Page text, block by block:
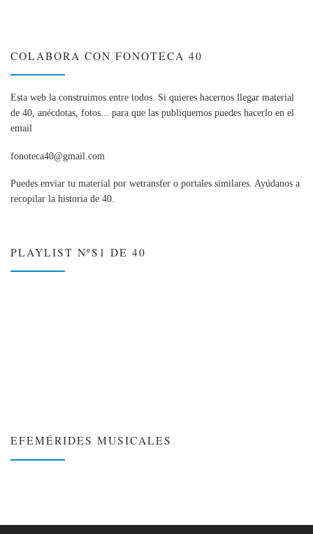
COLABORA CON FONOTECA 40
Esta web la construimos entre todos. Si quieres hacernos llegar material
de 40, anécdotas, fotos... para que las publiquemos puedes hacerlo en el
email
fonoteca40@gmail.com
Puedes enviar tu material por wetransfer o portales similares. Ayúdanos a
recopilar la historia de 40.
PLAYLIST NºS1 DE 40
EFEMÉRIDES MUSICALES